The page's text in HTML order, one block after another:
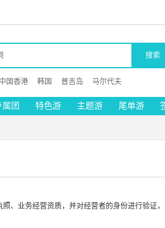
搜索
中国香港 韩国 普吉岛 马尔代夫
团 特色游 主题游 尾单游
、业务经营资质，并对经营者的身份进行验证，